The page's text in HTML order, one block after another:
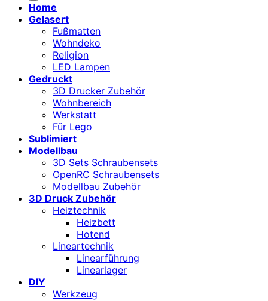
Home
Gelasert
Fußmatten
Wohndeko
Religion
LED Lampen
Gedruckt
3D Drucker Zubehör
Wohnbereich
Werkstatt
Für Lego
Sublimiert
Modellbau
3D Sets Schraubensets
OpenRC Schraubensets
Modellbau Zubehör
3D Druck Zubehör
Heiztechnik
Heizbett
Hotend
Lineartechnik
Linearführung
Linearlager
DIY
Werkzeug